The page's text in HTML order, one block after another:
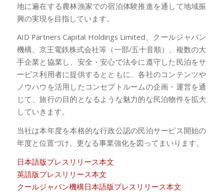
地に遍在する農林漁家での宿泊体験推進を通して地域振
興の実現を目指しています。
AID Partners Capital Holdings Limited、クールジャパン
機構、京王電鉄株式会社等（一部/五十音順）、複数の大
手企業と協業し、安全・安心で法令に遵守した民泊をサ
ービス利用者に提供するとともに、各社のコンテンツや
ノウハウを活用したコンセプトルームの企画・運営を通
じて、旅行の目的となるような魅力的な民泊物件を拡大
していきます。
当社は本年度を本格的な行政公認の民泊サービス開始の
年度と位置づけ、更なる事業強化を図ってまいります。
日本語版プレスリリース本文
英語版プレスリリース本文
クールジャパン機構日本語版プレスリリース本文